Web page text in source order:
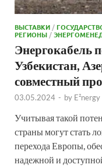
ВЫСТАВКИ /
РЕГИОНЫ /
Энергокабель
Узбекистан,
совместный
03.05.2024 - by E²nergy
Учитывая такой
страны могут стать
перехода Европы,
надежной и